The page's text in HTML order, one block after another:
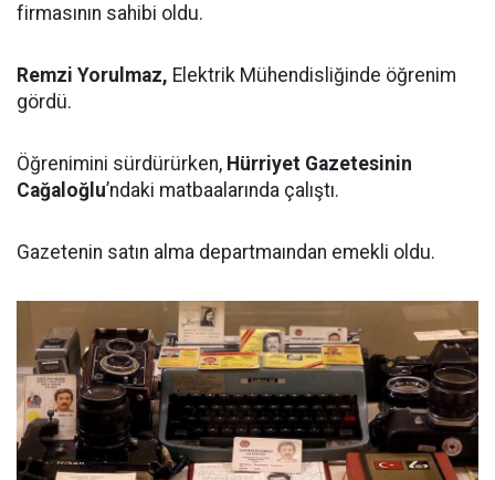
firmasının sahibi oldu.
Remzi Yorulmaz, Elektrik Mühendisliğinde öğrenim
gördü.
Öğrenimini sürdürürken, Hürriyet Gazetesinin
Cağaloğlu’ndaki matbaalarında çalıştı.
Gazetenin satın alma departmaından emekli oldu.